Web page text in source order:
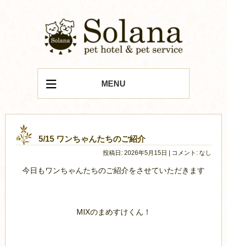
MENU
5/15 ワンちゃんたちのご紹介
投稿日: 2026年5月15日 | コメント: なし
今日もワンちゃんたちのご紹介をさせていただきます
MIXのまめすけくん！